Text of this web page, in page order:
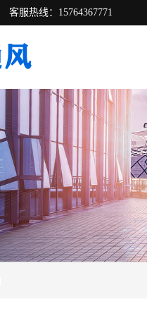
客服热线：15764367771